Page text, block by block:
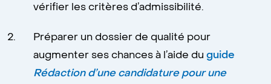
vérifier les critères d’admissibilité.
Préparer un dossier de qualité pour
augmenter ses chances à l’aide du guide
Rédaction d’une candidature pour une